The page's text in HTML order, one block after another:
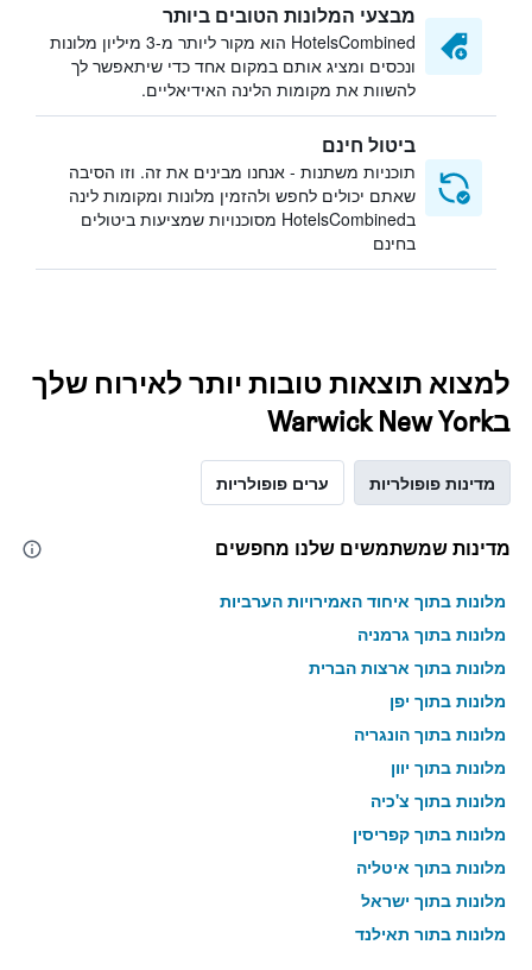
מבצעי המלונות הטובים ביותר
HotelsCombined הוא מקור ליותר מ-3 מיליון מלונות
ונכסים ומציג אותם במקום אחד כדי שיתאפשר לך
להשוות את מקומות הלינה האידיאליים.
ביטול חינם
תוכניות משתנות - אנחנו מבינים את זה. וזו הסיבה
שאתם יכולים לחפש ולהזמין מלונות ומקומות לינה
בHotelsCombined מסוכנויות שמציעות ביטולים
בחינם
למצוא תוצאות טובות יותר לאירוח שלך
בWarwick New York
מדינות פופולריות ערים פופולריות
מדינות שמשתמשים שלנו מחפשים
מלונות בתוך איחוד האמירויות הערביות
מלונות בתוך גרמניה
מלונות בתוך ארצות הברית
מלונות בתוך יפן
מלונות בתוך הונגריה
מלונות בתוך יוון
מלונות בתוך צ'כיה
מלונות בתוך קפריסין
מלונות בתוך איטליה
מלונות בתוך ישראל
מלונות בתוך תאילנד